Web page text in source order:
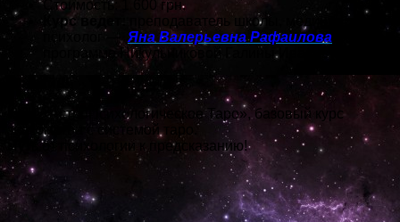
Стоимость: 1 600 грн.
Курс ведет:
преподаватель школы, медицинский
психолог — Яна Валерьевна Рафаилова
программе Никульниковой Галины Ивановны)
Онлайн!
Курс «АстроПсихологическое Таро», базовый курс
знакомства с системой таро.
Путь от психологии к предсказанию!